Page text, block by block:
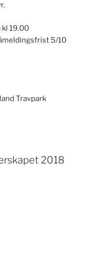
kl 19.00
5/10
Travpark
2018